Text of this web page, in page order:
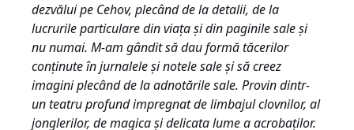
dezvălui pe Cehov, plecând de la detalii, de la
lucrurile particulare din viaţa şi din paginile sale şi
nu numai. M-am gândit să dau formă tăcerilor
conţinute în jurnalele şi notele sale şi să creez
imagini plecând de la adnotările sale. Provin dintr-
un teatru profund impregnat de limbajul clovnilor, al
jonglerilor, de magica şi delicata lume a acrobaţilor.